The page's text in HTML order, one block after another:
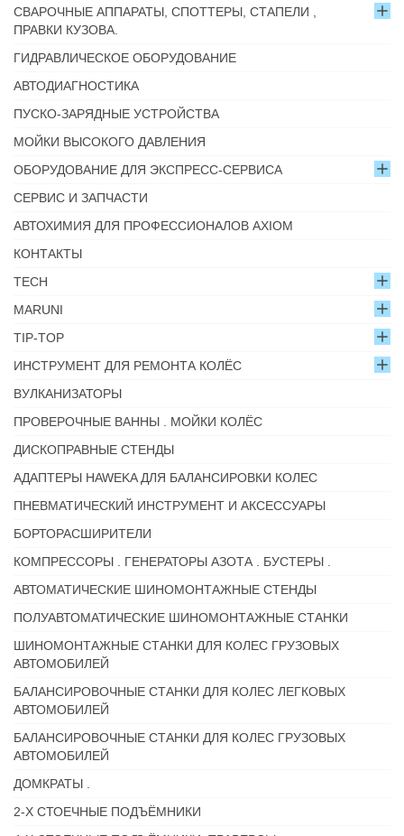
СВАРОЧНЫЕ АППАРАТЫ, СПОТТЕРЫ, СТАПЕЛИ ,
ПРАВКИ КУЗОВА.
ГИДРАВЛИЧЕСКОЕ ОБОРУДОВАНИЕ
АВТОДИАГНОСТИКА
ПУСКО-ЗАРЯДНЫЕ УСТРОЙСТВА
МОЙКИ ВЫСОКОГО ДАВЛЕНИЯ
ОБОРУДОВАНИЕ ДЛЯ ЭКСПРЕСС-СЕРВИСА
СЕРВИС И ЗАПЧАСТИ
АВТОХИМИЯ ДЛЯ ПРОФЕССИОНАЛОВ AXIOM
КОНТАКТЫ
TECH
MARUNI
TIP-TOP
ИНСТРУМЕНТ ДЛЯ РЕМОНТА КОЛЁС
ВУЛКАНИЗАТОРЫ
ПРОВЕРОЧНЫЕ ВАННЫ . МОЙКИ КОЛЁС
ДИСКОПРАВНЫЕ СТЕНДЫ
АДАПТЕРЫ HAWEKA ДЛЯ БАЛАНСИРОВКИ КОЛЕС
ПНЕВМАТИЧЕСКИЙ ИНСТРУМЕНТ И АКСЕССУАРЫ
БОРТОРАСШИРИТЕЛИ
КОМПРЕССОРЫ . ГЕНЕРАТОРЫ АЗОТА . БУСТЕРЫ .
АВТОМАТИЧЕСКИЕ ШИНОМОНТАЖНЫЕ СТЕНДЫ
ПОЛУАВТОМАТИЧЕСКИЕ ШИНОМОНТАЖНЫЕ СТАНКИ
ШИНОМОНТАЖНЫЕ СТАНКИ ДЛЯ КОЛЕС ГРУЗОВЫХ
АВТОМОБИЛЕЙ
БАЛАНСИРОВОЧНЫЕ СТАНКИ ДЛЯ КОЛЕС ЛЕГКОВЫХ
АВТОМОБИЛЕЙ
БАЛАНСИРОВОЧНЫЕ СТАНКИ ДЛЯ КОЛЕС ГРУЗОВЫХ
АВТОМОБИЛЕЙ
ДОМКРАТЫ .
2-Х СТОЕЧНЫЕ ПОДЪЁМНИКИ